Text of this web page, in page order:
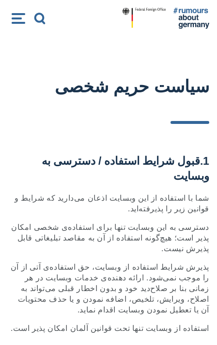
S
e
M
e
سیاست حریم شخصی
1.قبول شرایط استفاده / دسترسی به
وبسایت
شما با استفاده از این وبسایت اذعان می‌دارید که شرایط و
قوانین زیر را پذیرفته‌اید.
دسترسی به این وبسایت تنها برای استفاده‌ی شخصی امکان
پذیر است؛ هیچ‌گونه استفاده از آن به مقاصد تبلیغاتی قابل
پذیرش نیست.
پذیرش شرایط استفاده از وبسایت، حق استفاده‌ی آتی از آن
را موجب نمی‌شود. ارائه دهنده‌ی خدمات وبسایت در هر
زمانی بنا بر صلاح‌دید خود و بدون اخطار قبلی می‌تواند به
اصلاح، ویرایش، تلخیص، اضافه نمودن و یا حذف محتویات
آن یا تعطیل نمودن وبسایت اقدام نماید.
استفاده از وبسایت تنها تحت قوانین آلمان امکان پذیر است.